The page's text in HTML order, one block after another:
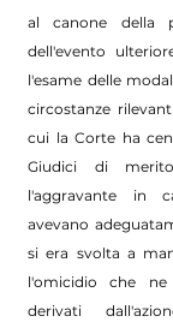
al canone della
dell'evento
l'esame delle
circostanze
cui la Corte ha
Giudici di
l'aggravante in
avevano
si era svolta a
l'omicidio che ne
derivati